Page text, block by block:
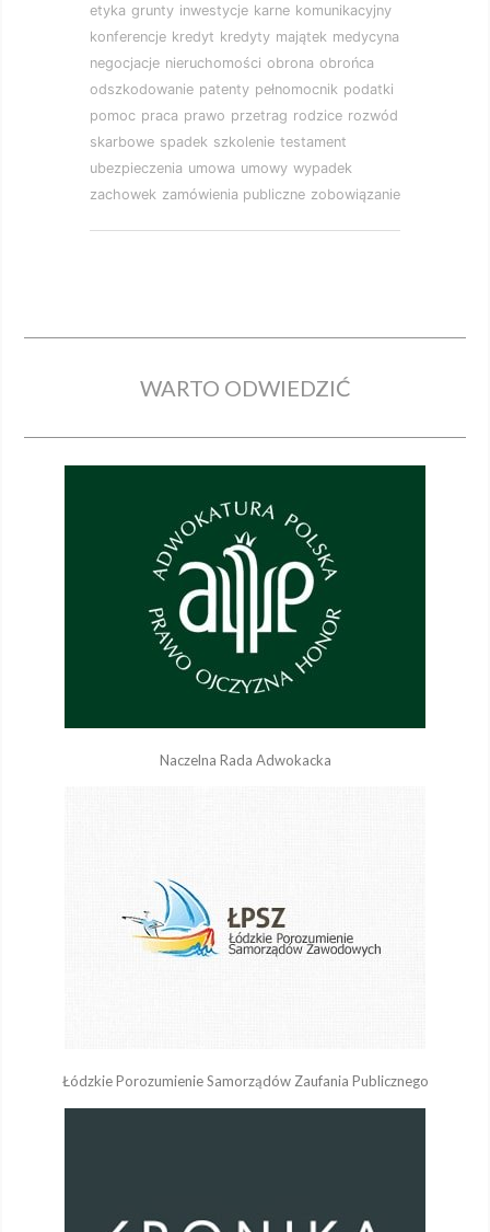
etyka grunty inwestycje karne komunikacyjny
konferencje kredyt kredyty majątek medycyna
negocjacje nieruchomości obrona obrońca
odszkodowanie patenty pełnomocnik podatki
pomoc praca prawo przetrag rodzice rozwód
skarbowe spadek szkolenie testament
ubezpieczenia umowa umowy wypadek
zachowek zamówienia publiczne zobowiązanie
WARTO ODWIEDZIĆ
Naczelna Rada Adwokacka
Łódzkie Porozumienie Samorządów Zaufania Publicznego